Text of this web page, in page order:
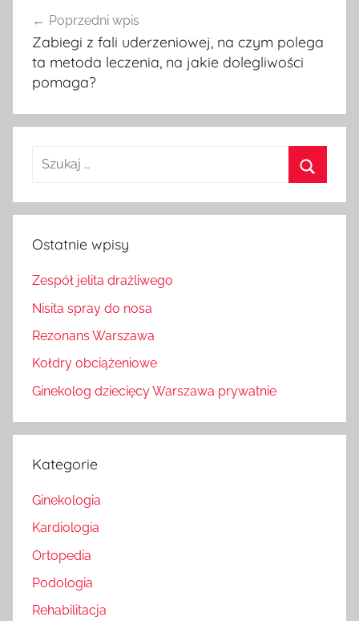
wpisu
Poprzedni wpis
Zabiegi z fali uderzeniowej, na czym polega
ta metoda leczenia, na jakie dolegliwości
pomaga?
Szukaj:
Ostatnie wpisy
Zespół jelita drażliwego
Nisita spray do nosa
Rezonans Warszawa
Kołdry obciążeniowe
Ginekolog dziecięcy Warszawa prywatnie
Kategorie
Ginekologia
Kardiologia
Ortopedia
Podologia
Rehabilitacja